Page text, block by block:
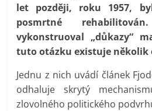
let později, roku 1957,
posmrtné
vykonstruoval „důkazy“
tuto otázku existuje několik
Jednu z nich uvádí článek
odhaluje skrytý
zlovolného politického